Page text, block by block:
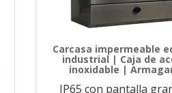
Carcasa impermeable
industrial | Caja de
inoxidable |
IP65 con pantalla